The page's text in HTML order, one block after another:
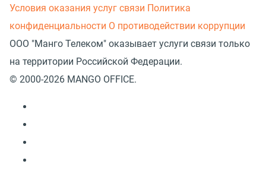
Условия оказания услуг связи Политика
конфиденциальности О противодействии коррупции
ООО "Манго Телеком" оказывает услуги связи только
на территории Российской Федерации.
© 2000-2026 MANGO OFFICE.